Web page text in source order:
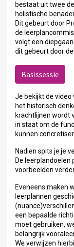
bestaat uit twee
holistische
Dit gebeurt door
de
volgt een
dit gebeurt door
Basissessie
Je bekijkt de video
het historisch
krachtlijnen wordt
in staat om de
kunnen
Nadien spits je je
De leerplandoelen
voorbeelden
Eveneens maken
leerplannen
een bepaalde
moet gebruiken,
belangrijk
We verwijzen